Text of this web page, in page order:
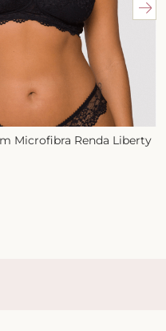
Microfibra Renda Liberty